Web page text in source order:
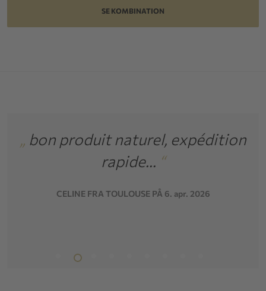
SE KOMBINATION
„ bon produit naturel, expédition
rapide... “
CELINE FRA TOULOUSE PÅ 6. apr. 2026